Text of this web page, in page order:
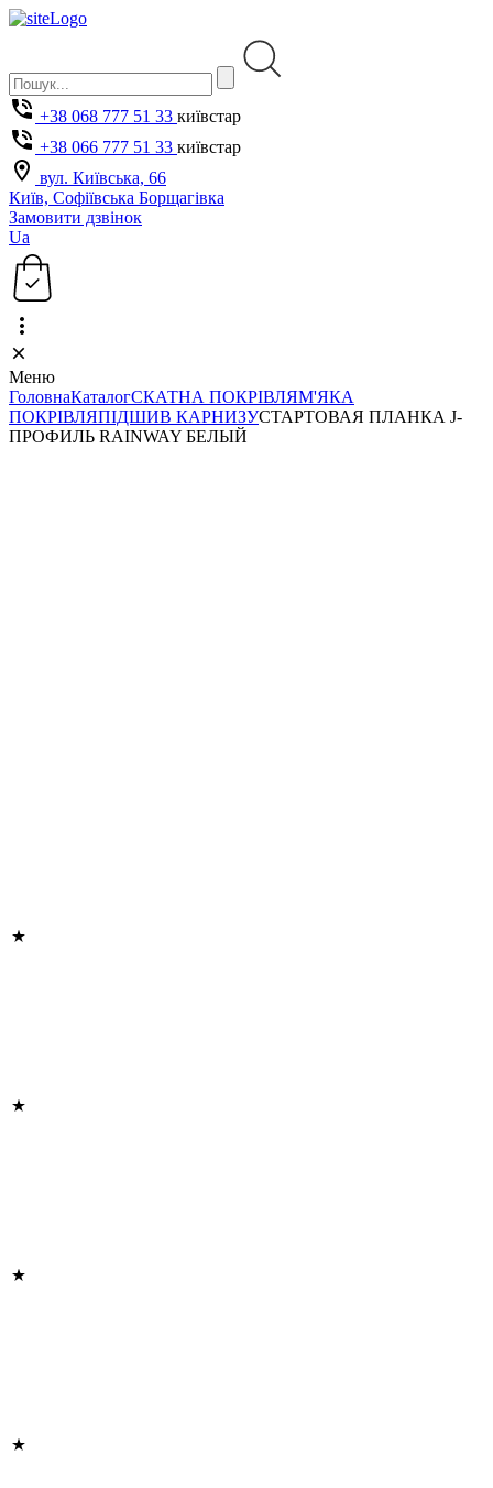
+38 068 777 51 33 київстар
+38 066 777 51 33 київстар
вул. Київська, 66
Київ, Софіївська Борщагівка
Замовити дзвінок
Ua
Меню
ГоловнаКаталогСКАТНА ПОКРІВЛЯМ'ЯКА
ПОКРІВЛЯПІДШИВ КАРНИЗУСТАРТОВАЯ ПЛАНКА J-
ПРОФИЛЬ RAINWAY БЕЛЫЙ